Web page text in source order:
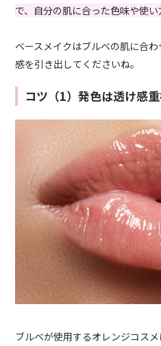
で、自分の肌に合った色味や使い
ベースメイクはブルベの肌に合
感を引き出してくださいね。
コツ（1）発色は透け感
ブルベが使用するオレンジコス